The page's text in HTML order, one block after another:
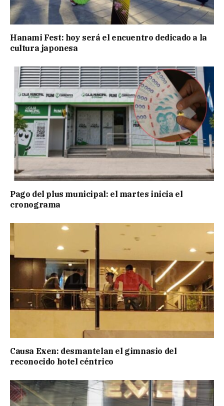
Hanami Fest: hoy será el encuentro dedicado a la
cultura japonesa
Pago del plus municipal: el martes inicia el
cronograma
Causa Exen: desmantelan el gimnasio del
reconocido hotel céntrico